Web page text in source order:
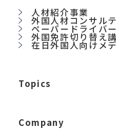
人材紹介事業
外国人材コンサル
ペーパードライバ
外国免許切り替え
在日外国人向けメ
Topics
Company